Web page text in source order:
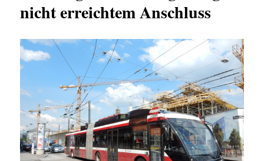
nicht erreichtem Anschluss